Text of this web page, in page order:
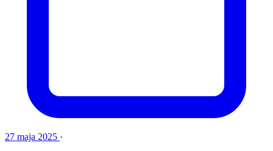
27 maja 2025 ·